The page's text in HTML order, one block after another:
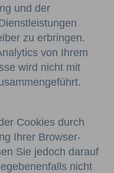
und der
zu erbringen.
von Ihrem
wird nicht mit
Cookies durch
Ihrer Browser-
Sie jedoch darauf
nicht